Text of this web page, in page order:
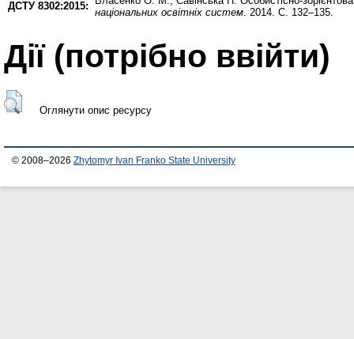
ДСТУ 8302:2015:
національних освітніх систем. 2014. С. 132–135.
Дії ​​(потрібно ввійти)
Оглянути опис ресурсу
© 2008–2026 Zhytomyr Ivan Franko State University